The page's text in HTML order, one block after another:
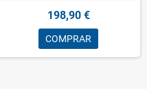
198,90 €
COMPRAR